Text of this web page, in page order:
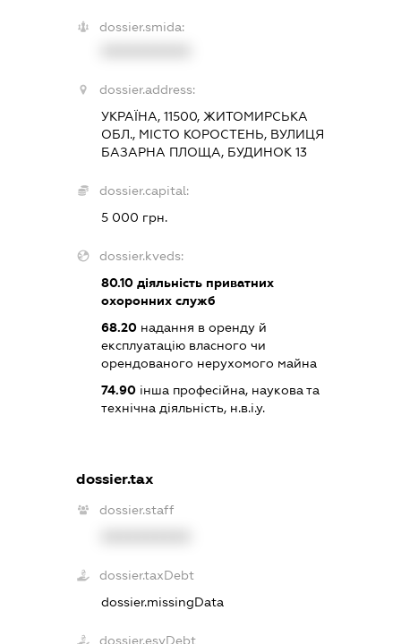
dossier.smida:
dossier.address:
УКРАЇНА, 11500, ЖИТОМИРСЬКА
ОБЛ., МІСТО КОРОСТЕНЬ, ВУЛИЦЯ
БАЗАРНА ПЛОЩА, БУДИНОК 13
dossier.capital:
5 000 грн.
dossier.kveds:
80.10 діяльність приватних
охоронних служб
68.20 надання в оренду й
експлуатацію власного чи
орендованого нерухомого майна
74.90 інша професійна, наукова та
технічна діяльність, н.в.і.у.
dossier.tax
dossier.staff
dossier.taxDebt
dossier.missingData
dossier.esvDebt